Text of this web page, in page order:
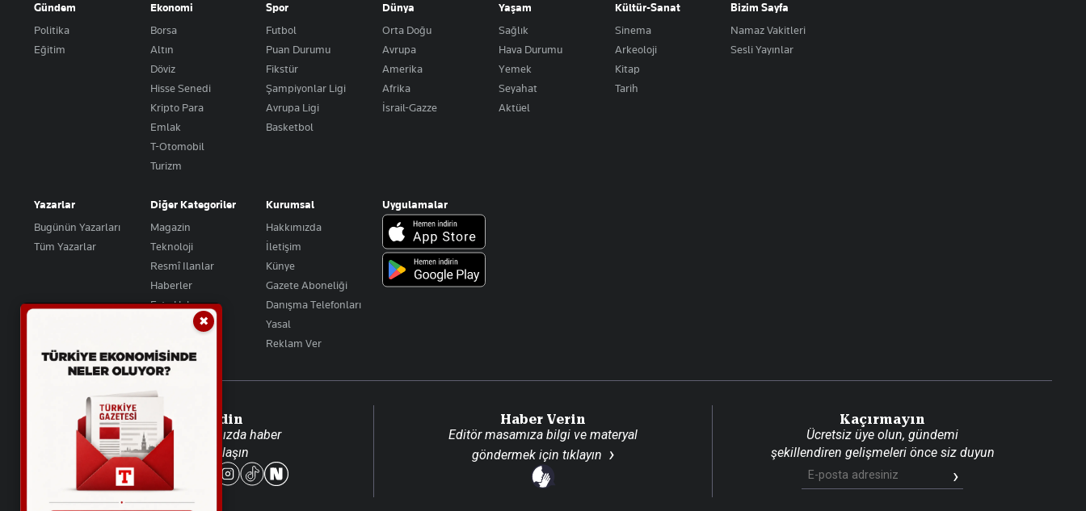
Gündem
Politika
Eğitim
Ekonomi
Borsa
Altın
Döviz
Hisse Senedi
Kripto Para
Emlak
T-Otomobil
Turizm
Spor
Futbol
Puan Durumu
Fikstür
Şampiyonlar Ligi
Avrupa Ligi
Basketbol
Dünya
Orta Doğu
Avrupa
Amerika
Afrika
İsrail-Gazze
Yaşam
Sağlık
Hava Durumu
Yemek
Seyahat
Aktüel
Kültür-Sanat
Sinema
Arkeoloji
Kitap
Tarih
Bizim Sayfa
Namaz Vakitleri
Sesli Yayınlar
Yazarlar
Bugünün Yazarları
Tüm Yazarlar
Diğer Kategoriler
Magazin
Teknoloji
Resmî Ilanlar
Haberler
Foto Haber
Video Galeri
Kurumsal
Hakkımızda
İletişim
Künye
Gazete Aboneliği
Danışma Telefonları
Yasal
Reklam Ver
Uygulamalar
Takip Edin
Favori mecralarınızda haber
akışımıza ulaşın
Haber Verin
Editör masamıza bilgi ve materyal
göndermek için tıklayın
Kaçırmayın
Ücretsiz üye olun, gündemi
şekillendiren gelişmeleri önce siz duyun
✖